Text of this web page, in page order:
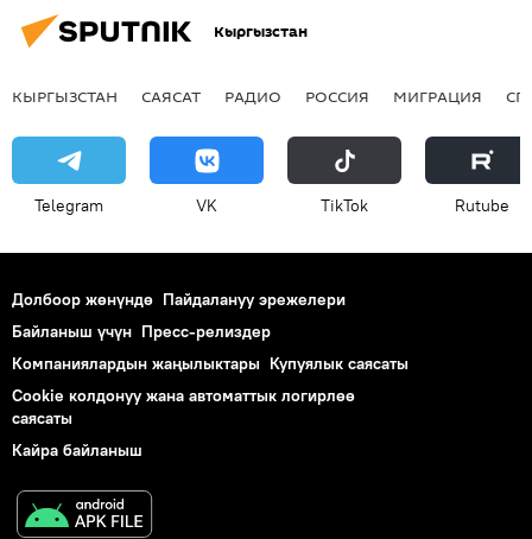
Кыргызстан
КЫРГЫЗСТАН САЯСАТ РАДИО РОССИЯ МИГРАЦИЯ
Telegram VK ТikТоk Rutube
Долбоор жөнүндө Пайдалануу эрежелери
Байланыш үчүн Пресс-релиздер
Компаниялардын жаңылыктары Купуялык саясаты
Cookie колдонуу жана автоматтык логирлөө
саясаты
Кайра байланыш